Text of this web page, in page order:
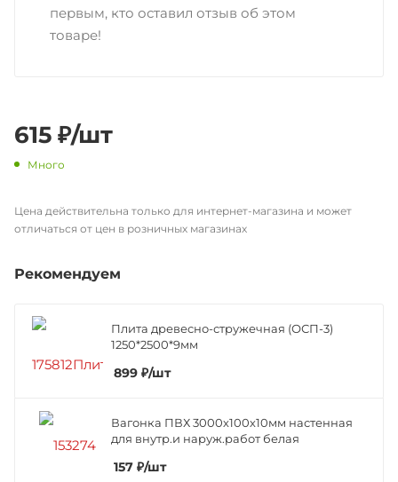
первым, кто оставил отзыв об этом
товаре!
615 ₽/шт
Много
Цена действительна только для интернет-магазина и может
отличаться от цен в розничных магазинах
Рекомендуем
Плита древесно-стружечная (ОСП-3)
1250*2500*9мм
899 ₽/шт
Вагонка ПВХ 3000х100х10мм настенная
для внутр.и наруж.работ белая
157 ₽/шт